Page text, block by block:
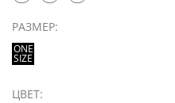
РАЗМЕР:
ONE
SIZE
ЦВЕТ: